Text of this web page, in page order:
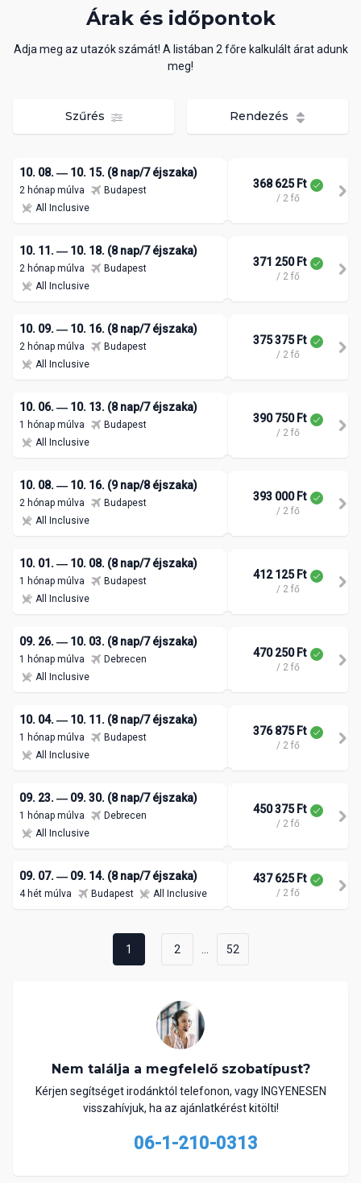
Árak és időpontok
Adja meg az utazók számát! A listában 2 főre kalkulált árat adunk
meg!
Szűrés Rendezés
10. 08. ― 10. 15. (8 nap/7 éjszaka)
2 hónap múlva
Budapest
All Inclusive
368 625 Ft
/ 2 fő
10. 11. ― 10. 18. (8 nap/7 éjszaka)
2 hónap múlva
Budapest
All Inclusive
371 250 Ft
/ 2 fő
10. 09. ― 10. 16. (8 nap/7 éjszaka)
2 hónap múlva
Budapest
All Inclusive
375 375 Ft
/ 2 fő
10. 06. ― 10. 13. (8 nap/7 éjszaka)
1 hónap múlva
Budapest
All Inclusive
390 750 Ft
/ 2 fő
10. 08. ― 10. 16. (9 nap/8 éjszaka)
2 hónap múlva
Budapest
All Inclusive
393 000 Ft
/ 2 fő
10. 01. ― 10. 08. (8 nap/7 éjszaka)
1 hónap múlva
Budapest
All Inclusive
412 125 Ft
/ 2 fő
09. 26. ― 10. 03. (8 nap/7 éjszaka)
1 hónap múlva
Debrecen
All Inclusive
470 250 Ft
/ 2 fő
10. 04. ― 10. 11. (8 nap/7 éjszaka)
1 hónap múlva
Budapest
All Inclusive
376 875 Ft
/ 2 fő
09. 23. ― 09. 30. (8 nap/7 éjszaka)
1 hónap múlva
Debrecen
All Inclusive
450 375 Ft
/ 2 fő
09. 07. ― 09. 14. (8 nap/7 éjszaka)
4 hét múlva Budapest All Inclusive
437 625 Ft
/ 2 fő
1 2 52
Nem találja a megfelelő szobatípust?
Kérjen segítséget irodánktól telefonon, vagy INGYENESEN
visszahívjuk, ha az ajánlatkérést kitölti!
06-1-210-0313